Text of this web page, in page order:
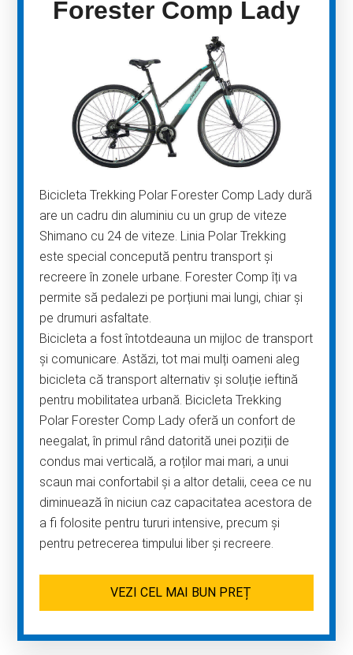
Forester Comp Lady
Bicicleta Trekking Polar Forester Comp Lady dură
are un cadru din aluminiu cu un grup de viteze
Shimano cu 24 de viteze. Linia Polar Trekking
este special concepută pentru transport și
recreere în zonele urbane. Forester Comp îți va
permite să pedalezi pe porțiuni mai lungi, chiar și
pe drumuri asfaltate.
Bicicleta a fost întotdeauna un mijloc de transport
și comunicare. Astăzi, tot mai mulți oameni aleg
bicicleta că transport alternativ și soluție ieftină
pentru mobilitatea urbană. Bicicleta Trekking
Polar Forester Comp Lady oferă un confort de
neegalat, în primul rând datorită unei poziții de
condus mai verticală, a roților mai mari, a unui
scaun mai confortabil și a altor detalii, ceea ce nu
diminuează în niciun caz capacitatea acestora de
a fi folosite pentru tururi intensive, precum și
pentru petrecerea timpului liber și recreere.
VEZI CEL MAI BUN PREȚ